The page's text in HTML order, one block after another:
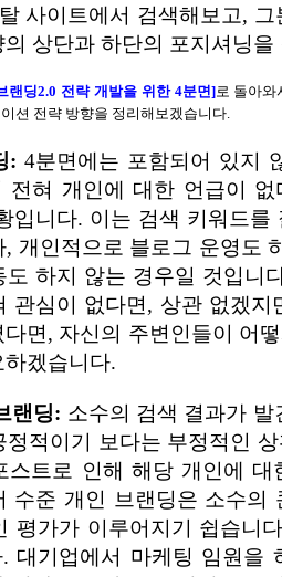
사이트에서 검색해보고, 그
상단과 하단의 포지셔닝
랜딩2.0 전략 개발을 위한4분면]로 돌아와
션 전략 방향을 정리해보겠습니다.
: 4분면에는 포함되어 있지
전혀 개인에 대한 언급이 없
입니다. 이는 검색 키워드를
, 개인적으로 블로그 운영도
도 하지 않는 경우일 것입니
관심이 없다면, 상관 없겠지
면, 자신의 주변인들이 어
하겠습니다.
랜딩: 소수의 검색 결과가 발
정적이기 보다는 부정적인
스트로 인해 해당 개인에
수준 개인 브랜딩은 소수의
평가가 이루어지기 쉽습니
. 대기업에서 마케팅 임원을